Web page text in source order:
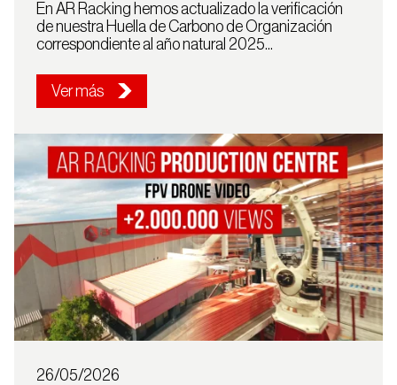
En AR Racking hemos actualizado la verificación
de nuestra Huella de Carbono de Organización
correspondiente al año natural 2025...
Ver más
26/05/2026